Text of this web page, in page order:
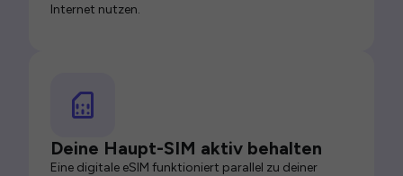
Internet nutzen.
Deine Haupt-SIM aktiv behalten
Eine digitale eSIM funktioniert parallel zu deiner